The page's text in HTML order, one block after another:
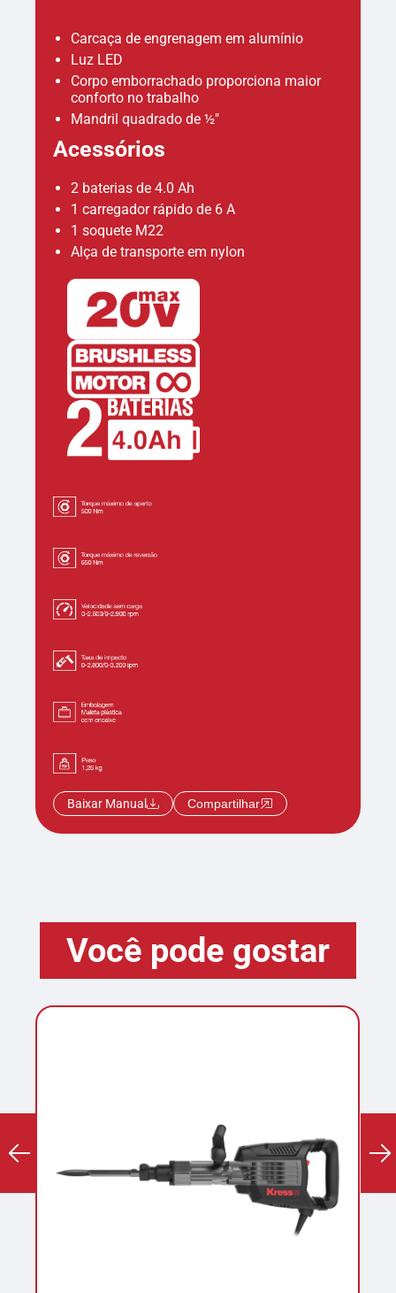
Carcaça de engrenagem em alumínio
Luz LED
Corpo emborrachado proporciona maior
conforto no trabalho
Mandril quadrado de ½"
Acessórios
2 baterias de 4.0 Ah
1 carregador rápido de 6 A
1 soquete M22
Alça de transporte em nylon
Baixar Manual Compartilhar
Você pode gostar